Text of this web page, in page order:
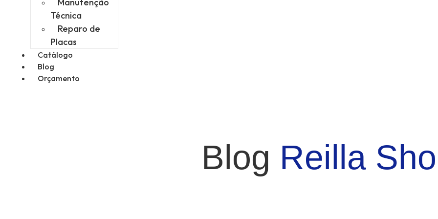
Manutenção
Técnica
Reparo de
Placas
Catálogo
Blog
Orçamento
Blog Reilla